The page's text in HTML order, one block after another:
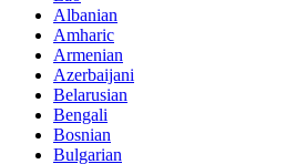
Albanian
Amharic
Armenian
Azerbaijani
Belarusian
Bengali
Bosnian
Bulgarian